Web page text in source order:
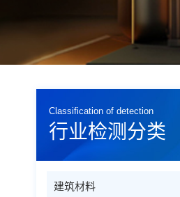
Classification of detection
行业检测分类
建筑材料